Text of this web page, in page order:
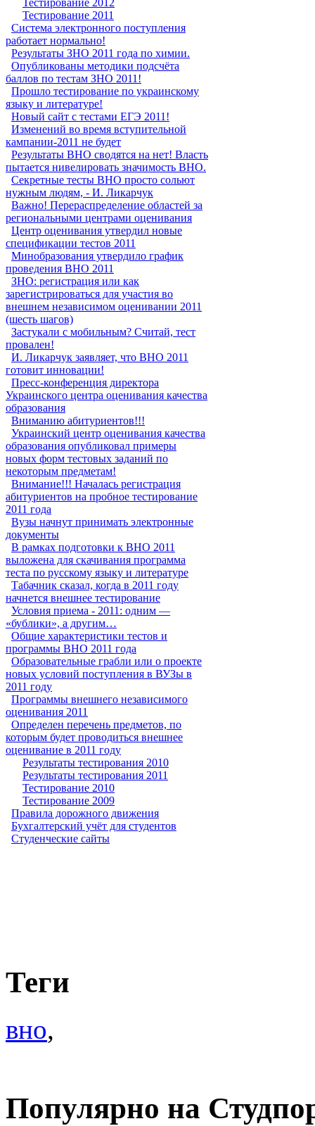
Тестирование 2011
Система электронного поступления
работает нормально!
Результаты ЗНО 2011 года по химии.
Опубликованы методики подсчёта
баллов по тестам ЗНО 2011!
Прошло тестирование по украинскому
языку и литературе!
Новый сайт с тестами ЕГЭ 2011!
Изменений во время вступительной
кампании-2011 не будет
Результаты ВНО сводятся на нет! Власть
пытается нивелировать значимость ВНО.
Секретные тесты ВНО просто сольют
нужным людям, - И. Ликарчук
Важно! Перераспределение областей за
региональными центрами оценивания
Центр оценивания утвердил новые
спецификации тестов 2011
Минобразования утвердило график
проведения ВНО 2011
ЗНО: регистрация или как
зарегистрироваться для участия во
внешнем независимом оценивании 2011
(шесть шагов)
Застукали с мобильным? Считай, тест
провален!
И. Ликарчук заявляет, что ВНО 2011
готовит инновации!
Пресс-конференция директора
Украинского центра оценивания качества
образования
Вниманию абитуриентов!!!
Украинский центр оценивания качества
образования опубликовал примеры
новых форм тестовых заданий по
некоторым предметам!
Внимание!!! Началась регистрация
абитуриентов на пробное тестирование
2011 года
Вузы начнут принимать электронные
документы
В рамках подготовки к ВНО 2011
выложена для скачивания программа
теста по русскому языку и литературе
Табачник сказал, когда в 2011 году
начнется внешнее тестирование
Условия приема - 2011: одним —
«бублики», а другим…
Общие характеристики тестов и
программы ВНО 2011 года
Образовательные грабли или о проекте
новых условий поступления в ВУЗы в
2011 году
Программы внешнего независимого
оценивания 2011
Определен перечень предметов, по
которым будет проводиться внешнее
оценивание в 2011 году
Результаты тестирования 2010
Результаты тестирования 2011
Тестирование 2010
Тестирование 2009
Правила дорожного движения
Бухгалтерский учёт для студентов
Студенческие сайты
Теги
вно,
Популярно на